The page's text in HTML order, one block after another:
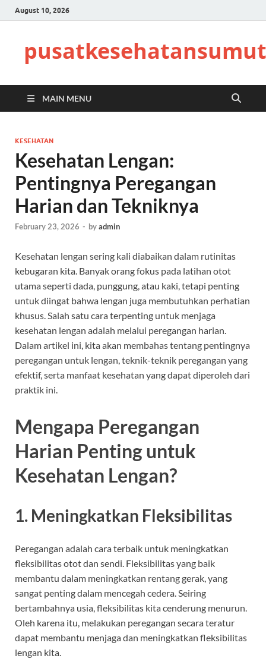
August 10, 2026
MAIN MENU
KESEHATAN
Kesehatan Lengan:
Pentingnya Peregangan
Harian dan Tekniknya
February 23, 2026 - byadmin
Kesehatan lengan sering kali diabaikan dalam rutinitas
kebugaran kita. Banyak orang fokus pada latihan otot
utama seperti dada, punggung, atau kaki, tetapi penting
untuk diingat bahwa lengan juga membutuhkan perhatian
khusus. Salah satu cara terpenting untuk menjaga
kesehatan lengan adalah melalui peregangan harian.
Dalam artikel ini, kita akan membahas tentang pentingnya
peregangan untuk lengan, teknik-teknik peregangan yang
efektif, serta manfaat kesehatan yang dapat diperoleh dari
praktik ini.
Mengapa Peregangan
Harian Penting untuk
Kesehatan Lengan?
1. Meningkatkan Fleksibilitas
Peregangan adalah cara terbaik untuk meningkatkan
fleksibilitas otot dan sendi. Fleksibilitas yang baik
membantu dalam meningkatkan rentang gerak, yang
sangat penting dalam mencegah cedera. Seiring
bertambahnya usia, fleksibilitas kita cenderung menurun.
Oleh karena itu, melakukan peregangan secara teratur
dapat membantu menjaga dan meningkatkan fleksibilitas
lengan kita.